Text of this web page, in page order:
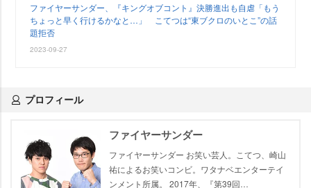
ファイヤーサンダー、『キングオブコント』決勝進出も自虐「もう
ちょっと早く行けるかなと…」 こてつは“東ブクロのいとこ”の話
題拒否
2023-09-27
プロフィール
ファイヤーサンダー
ファイヤーサンダー お笑い芸人。こてつ、崎山
祐によるお笑いコンビ。ワタナベエンターテイ
ンメント所属。 2017年、『第39回…